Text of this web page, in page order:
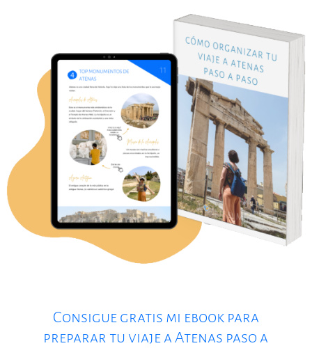
Consigue gratis mi ebook para
preparar tu viaje a Atenas paso a